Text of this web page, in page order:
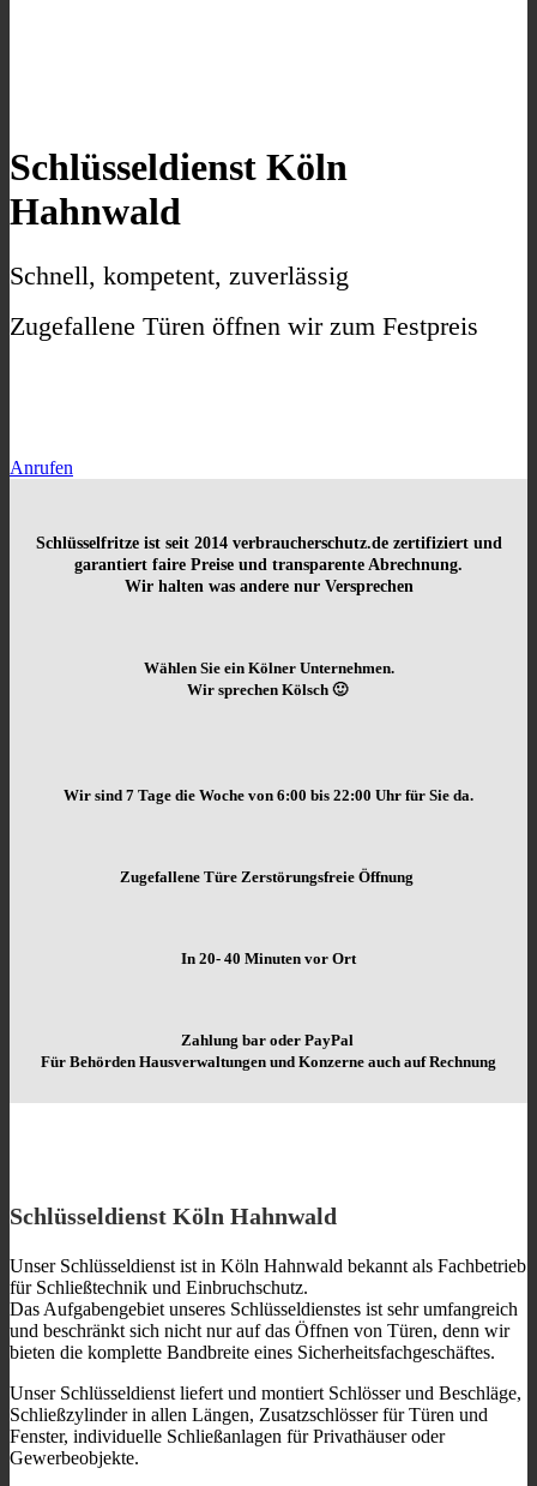
Schlüsseldienst Köln
Hahnwald
Schnell, kompetent, zuverlässig
Zugefallene Türen öffnen wir zum Festpreis
Anrufen
Schlüsselfritze ist seit 2014 verbraucherschutz.de zertifiziert und
garantiert faire Preise und transparente Abrechnung.
Wir halten was andere nur Versprechen
Wählen Sie ein Kölner Unternehmen.
Wir sprechen Kölsch 🙂
Wir sind 7 Tage die Woche von 6:00 bis 22:00 Uhr für Sie da.
Zugefallene Türe Zerstörungsfreie Öffnung
In 20- 40 Minuten vor Ort
Zahlung bar oder PayPal
Für Behörden Hausverwaltungen und Konzerne auch auf Rechnung
Schlüsseldienst Köln Hahnwald
Unser Schlüsseldienst ist in Köln Hahnwald bekannt als Fachbetrieb
für Schließtechnik und Einbruchschutz.
Das Aufgabengebiet unseres Schlüsseldienstes ist sehr umfangreich
und beschränkt sich nicht nur auf das Öffnen von Türen, denn wir
bieten die komplette Bandbreite eines Sicherheitsfachgeschäftes.
Unser Schlüsseldienst liefert und montiert Schlösser und Beschläge,
Schließzylinder in allen Längen, Zusatzschlösser für Türen und
Fenster, individuelle Schließanlagen für Privathäuser oder
Gewerbeobjekte.